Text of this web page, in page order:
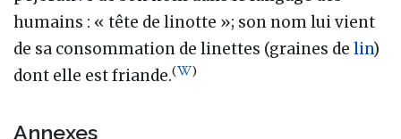
humains : « tête de linotte »; son nom lui vient
de sa consommation de linettes (graines de lin)
dont elle est friande.( )
Annexes